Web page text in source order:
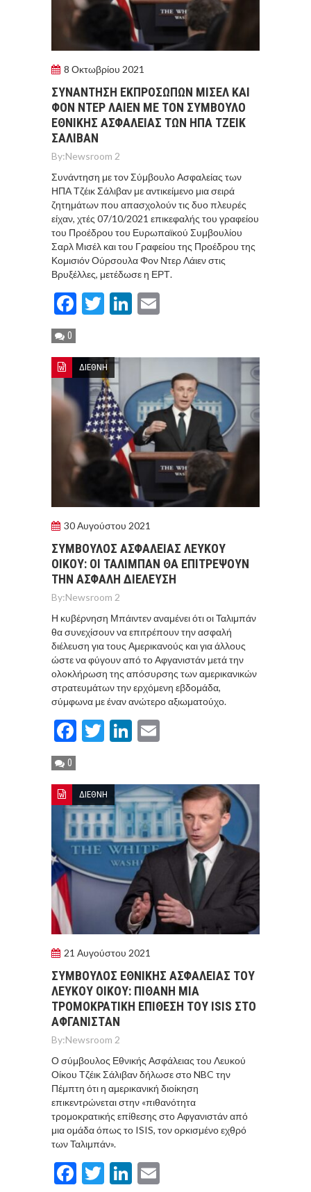
8 Οκτωβρίου 2021
ΣΥΝΑΝΤΗΣΗ ΕΚΠΡΟΣΩΠΩΝ ΜΙΣΕΛ ΚΑΙ
ΦΟΝ ΝΤΕΡ ΛΑΙΕΝ ΜΕ ΤΟΝ ΣΥΜΒΟΥΛΟ
ΕΘΝΙΚΗΣ ΑΣΦΑΛΕΙΑΣ ΤΩΝ ΗΠΑ ΤΖΕΙΚ
ΣΑΛΙΒΑΝ
By:Newsroom 2
Συνάντηση με τον Σύμβουλο Ασφαλείας των
ΗΠΑ Τζέικ Σάλιβαν με αντικείμενο μια σειρά
ζητημάτων που απασχολούν τις δυο πλευρές
είχαν, χτές 07/10/2021 επικεφαλής του γραφείου
του Προέδρου του Ευρωπαϊκού Συμβουλίου
Σαρλ Μισέλ και του Γραφείου της Προέδρου της
Κομισιόν Ούρσουλα Φον Ντερ Λάιεν στις
Βρυξέλλες, μετέδωσε η ΕΡΤ.
Facebook
TwitterLinkedIn
0
ΔΙΕΘΝΗ
30 Αυγούστου 2021
ΣΥΜΒΟΥΛΟΣ ΑΣΦΑΛΕΙΑΣ ΛΕΥΚΟΥ
ΟΙΚΟΥ: ΟΙ ΤΑΛΙΜΠΑΝ ΘΑ ΕΠΙΤΡΕΨΟΥΝ
ΤΗΝ ΑΣΦΑΛΗ ΔΙΕΛΕΥΣΗ
By:Newsroom 2
Η κυβέρνηση Μπάιντεν αναμένει ότι οι Ταλιμπάν
θα συνεχίσουν να επιτρέπουν την ασφαλή
διέλευση για τους Αμερικανούς και για άλλους
ώστε να φύγουν από το Αφγανιστάν μετά την
ολοκλήρωση της απόσυρσης των αμερικανικών
στρατευμάτων την ερχόμενη εβδομάδα,
σύμφωνα με έναν ανώτερο αξιωματούχο.
Facebook
TwitterLinkedIn
0
ΔΙΕΘΝΗ
21 Αυγούστου 2021
ΣΥΜΒΟΥΛΟΣ ΕΘΝΙΚHΣ ΑΣΦAΛΕΙΑΣ ΤΟΥ
ΛΕΥΚΟY ΟIΚΟΥ: ΠΙΘΑΝH ΜΙΑ
ΤΡΟΜΟΚΡΑΤΙΚH ΕΠIΘΕΣΗ ΤΟΥ ISIS ΣΤΟ
ΑΦΓΑΝΙΣΤAΝ
By:Newsroom 2
Ο σύμβουλος Εθνικής Ασφάλειας του Λευκού
Οίκου Τζέικ Σάλιβαν δήλωσε στο NBC την
Πέμπτη ότι η αμερικανική διοίκηση
επικεντρώνεται στην «πιθανότητα
τρομοκρατικής επίθεσης στο Αφγανιστάν από
μια ομάδα όπως το ISIS, τον ορκισμένο εχθρό
των Ταλιμπάν».
Facebook
TwitterLinkedIn